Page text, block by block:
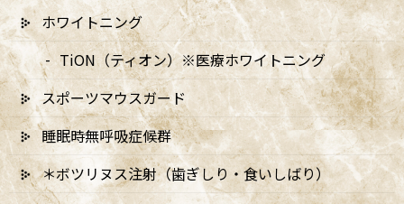
▲…2025年9月より第2火曜日、第4火曜日は診療日となりま
す。ホワイトニング
TiON（ティオン）※医療ホワイトニング
スポーツマウスガード
睡眠時無呼吸症候群
＊ボツリヌス注射（歯ぎしり・食いしばり）